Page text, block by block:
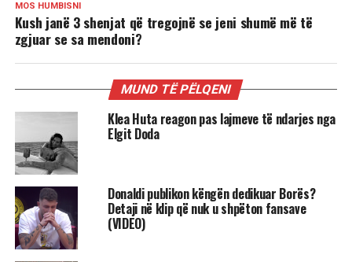
MOS HUMBISNI
Kush janë 3 shenjat që tregojnë se jeni shumë më të
zgjuar se sa mendoni?
MUND TË PËLQENI
Klea Huta reagon pas lajmeve të ndarjes nga
Elgit Doda
Donaldi publikon këngën dedikuar Borës?
Detaji në klip që nuk u shpëton fansave
(VIDEO)